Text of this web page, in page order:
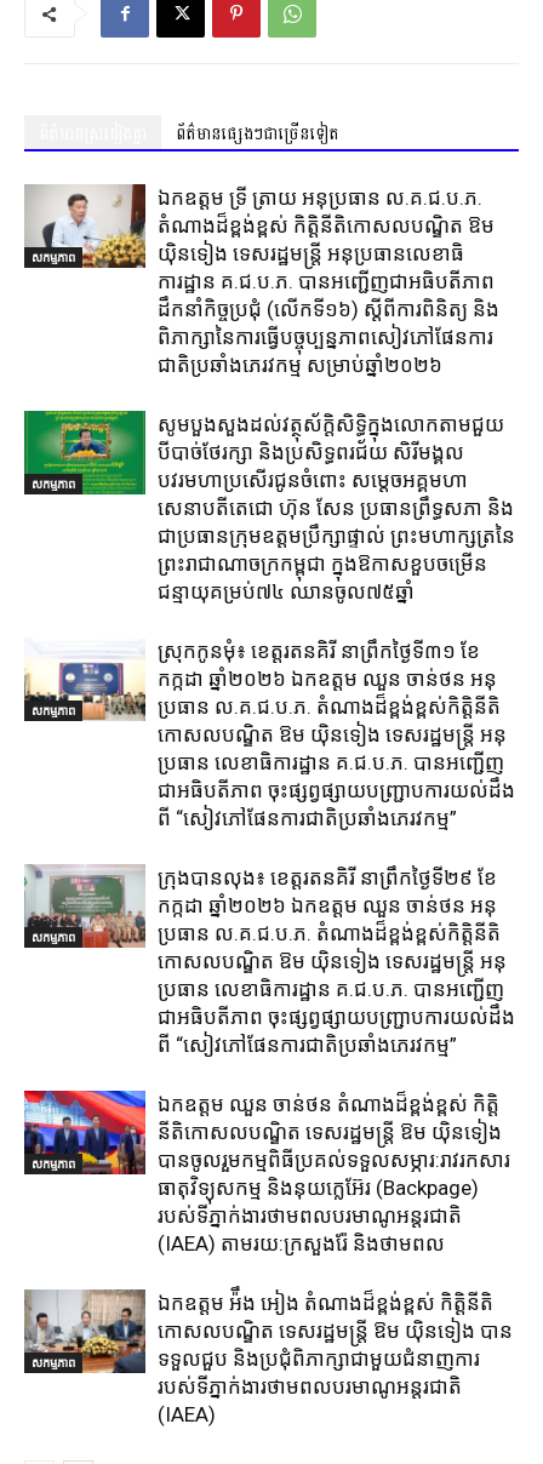
ព័ត៌មានផ្សេងៗជាច្រើនទៀត
សកម្មភាព
ឯកឧត្តម ទ្រី ត្រាយ អនុប្រធាន ល.គ.ជ.ប.ភ.
តំណាងដ៏ខ្ពង់ខ្ពស់ កិត្តិនីតិកោសលបណ្ឌិត ឱម
យ៉ិនទៀង ទេសរដ្ឋមន្ត្រី អនុប្រធានលេខាធិ
ការដ្ឋាន គ.ជ.ប.ភ. បានអញ្ជើញជាអធិបតីភាព
ដឹកនាំកិច្ចប្រជុំ (លេីកទី១៦) ស្តីពីការពិនិត្យ​ និង
ពិភាក្សានៃការធ្វេីបច្ចុប្បន្នភាពសៀវភៅផែនការ
ជាតិប្រឆាំងភេរវកម្ម​ សម្រាប់ឆ្នាំ២០២៦​
សកម្មភាព
សូមបួងសួងដល់វត្ថុស័ក្តិសិទ្ធិក្នុងលោកតាមជួយ
បីបាច់ថែរក្សា និងប្រសិទ្ធពរជ័យ សិរីមង្គល
បវរមហាប្រសើរជូនចំពោះ សម្តេចអគ្គមហា
សេនាបតីតេជោ ហ៊ុន សែន ប្រធានព្រឹទ្ធសភា និង
ជាប្រធានក្រុមឧត្តមប្រឹក្សាផ្ទាល់ ព្រះមហាក្សត្រនៃ
ព្រះរាជាណាចក្រកម្ពុជា ក្នុងឱកាសខួបចម្រើន
ជន្មាយុគម្រប់៧៤ ឈានចូល៧៥ឆ្នាំ
សកម្មភាព
ស្រុក​កូនមុំ៖ ខេត្ត​រតនគិរី​ នាព្រឹកថ្ងៃទី៣១​ ខែ
កក្កដា ឆ្នាំ២០២៦ ឯកឧត្តម​ ឈួន ចាន់ថន អនុ
ប្រធាន ល.គ.ជ.ប.ភ. តំណាង​ដ៏ខ្ពង់ខ្ពស់​កិត្តិនីតិ
កោសលបណ្ឌិត​ ឱម​ យ៉ិនទៀង​ ទេសរដ្ឋមន្រ្តី​ អនុ
ប្រធាន​ លេខាធិការ​ដ្ឋាន​ គ.ជ.ប.ភ​. បានអញ្ជើញ
ជាអធិបតីភាព​ ចុះផ្សព្វផ្សាយ​បញ្ជ្រាប​ការ​យល់​ដឹង​
ពី​ “សៀវភៅផែនការជាតិប្រឆាំងភេរវកម្ម”
សកម្មភាព
ក្រុង​បាន​លុង​៖ ខេត្ត​រតនគិរី​ នាព្រឹកថ្ងៃទី២៩ ខែ
កក្កដា ឆ្នាំ២០២៦ ឯកឧត្តម​ ឈួន ចាន់ថន អនុ
ប្រធាន ល.គ.ជ.ប.ភ. តំណាង​ដ៏ខ្ពង់ខ្ពស់​កិត្តិនីតិ
កោសលបណ្ឌិត​ ឱម​ យ៉ិនទៀង​ ទេសរដ្ឋមន្រ្តី​ អនុ
ប្រធាន​ លេខាធិការ​ដ្ឋាន​ គ.ជ.ប.ភ​. បានអញ្ជើញ
ជាអធិបតីភាព​ ចុះផ្សព្វផ្សាយ​បញ្ជ្រាប​ការ​យល់​ដឹង​
ពី​ “សៀវភៅផែនការជាតិប្រឆាំងភេរវកម្ម”
សកម្មភាព
ឯកឧត្តម ឈួន​ ចាន់ថន​ តំណាងដ៏ខ្ពង់ខ្ពស់ កិត្តិ
នីតិកោសលបណ្ឌិត ទេសរដ្ឋមន្ត្រី ឱម យ៉ិនទៀង
បានចូលរួមកម្មពិធីប្រគល់ទទួលសម្ភារ:​រាវរកសារ
ធាតុវិទ្យុសកម្ម​ និង​នុយក្លេអ៊ែរ​ (Backpage)
របស់ទីភ្នាក់ងារថាមពលបរមាណូអន្តរជាតិ
(IAEA) តាមរយ:ក្រសួងរ៉ែ និងថាមពល​
សកម្មភាព
ឯកឧត្តម អ៉ឹង អៀង តំណាងដ៏ខ្ពង់ខ្ពស់ កិត្តិនីតិ
កោសលបណ្ឌិត ទេសរដ្ឋមន្ត្រី ឱម យ៉ិនទៀង បាន
ទទួលជួប និងប្រជុំពិភាក្សាជាមួយជំនាញការ
របស់ទីភ្នាក់ងារថាមពលបរមាណូអន្តរជាតិ
(IAEA)